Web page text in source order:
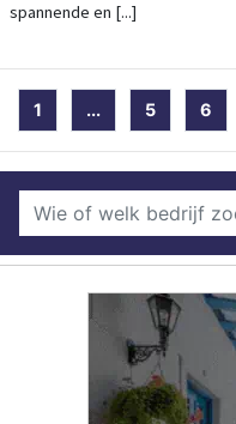
spannende en [...]
1 ... 5 6